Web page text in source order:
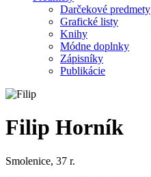
Darčekové predmety
Grafické listy
Knihy
Módne doplnky
Zápisníky
Publikácie
Filip Horník
Smolenice, 37 r.